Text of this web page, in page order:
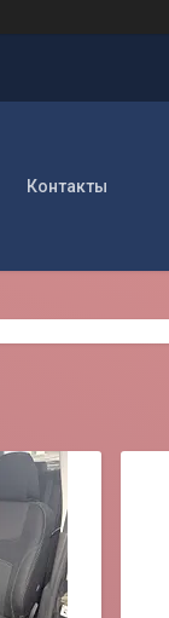
Контакты